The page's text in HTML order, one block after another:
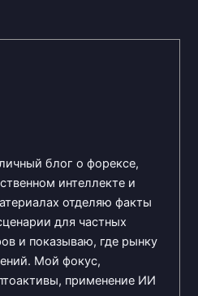
блог о форексе,
интеллекте и
отделяю факты
для частных
и показываю, где рынку
Мой фокус,
применение ИИ